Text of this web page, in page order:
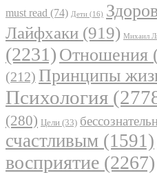
must read (74) Дети (16)
Лайфхаки (919) Михаил
(2231) Отношения
(212) Принципы
Психология
(280) Цели (33)
счастливым (1591)
восприятие (2267)